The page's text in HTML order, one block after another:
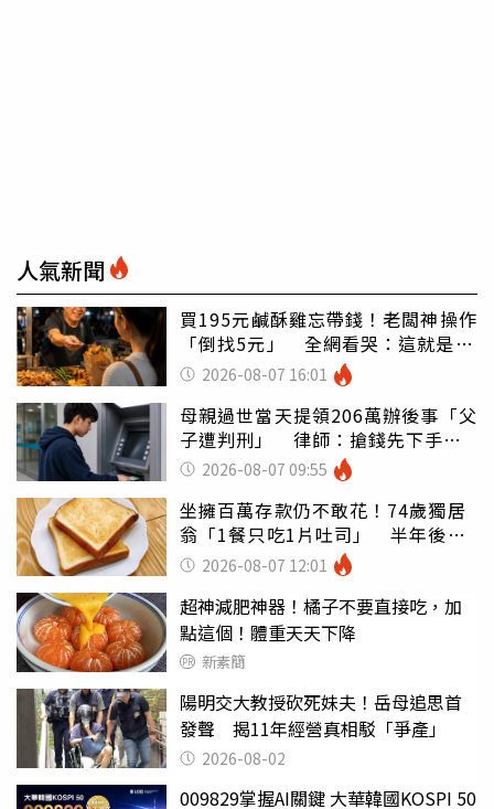
人氣新聞
買195元鹹酥雞忘帶錢！老闆神操作
「倒找5元」 全網看哭：這就是台
灣 2026-08-07 16:01
母親過世當天提領206萬辦後事「父
子遭判刑」 律師：搶錢先下手是
罪 2026-08-07 09:55
坐擁百萬存款仍不敢花！74歲獨居
翁「1餐只吃1片吐司」 半年後暴
瘦嚇壞女兒
2026-08-07 12:01
超神減肥神器！橘子不要直接吃，加
點這個！體重天天下降
新素簡
陽明交大教授砍死妹夫！岳母追思首
發聲 揭11年經營真相駁「爭產」
2026-08-02
009829掌握AI關鍵 大華韓國KOSPI 50